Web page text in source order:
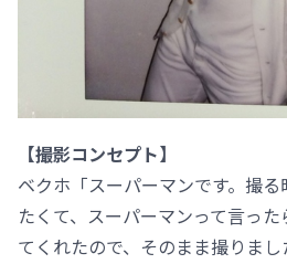
【撮影コンセプト】
ベクホ「スーパーマンです。撮
たくて、スーパーマンって言っ
てくれたので、そのまま撮りまし